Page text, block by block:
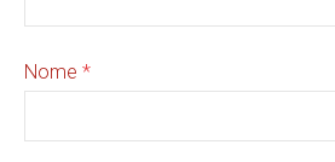
Nome *